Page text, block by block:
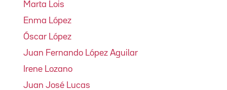
Marta Lois
Enma López
Óscar López
Juan Fernando López Aguilar
Irene Lozano
Juan José Lucas